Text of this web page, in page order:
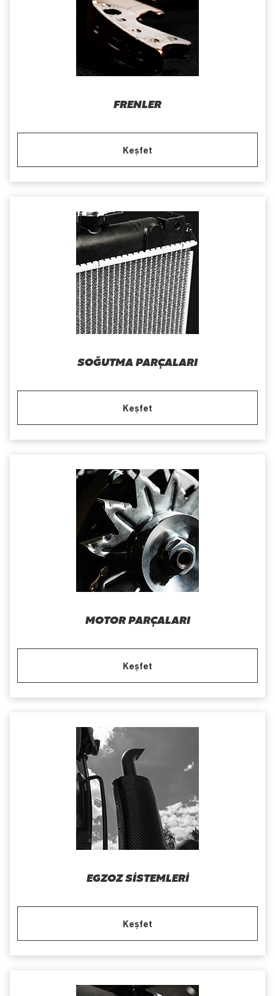
FRENLER
Keşfet
SOĞUTMA PARÇALARI
Keşfet
MOTOR PARÇALARI
Keşfet
EGZOZ SISTEMLERI
Keşfet